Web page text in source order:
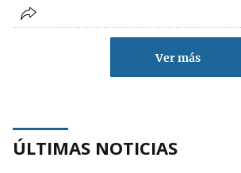
Ver más
ÚLTIMAS NOTICIAS